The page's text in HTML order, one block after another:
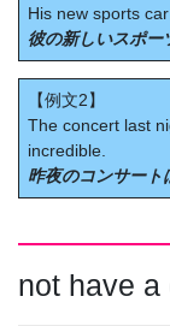
His new sports
彼の新しいスポー
【例文2】
The concert last
incredible.
昨夜のコンサート
not have a